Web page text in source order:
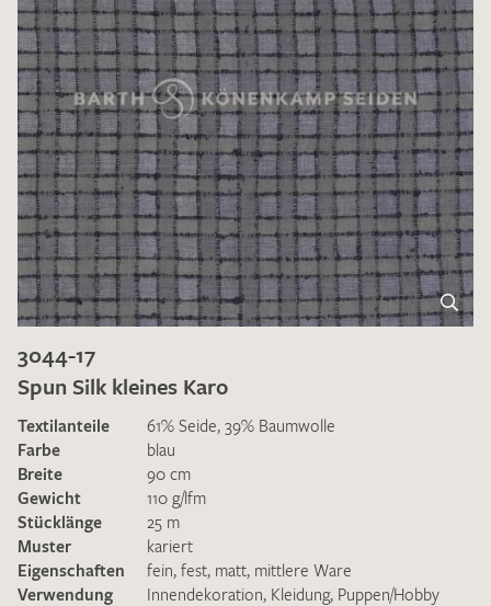
3044-17
Spun Silk kleines Karo
Textilanteile
61% Seide, 39% Baumwolle
Farbe
blau
Breite
90 cm
Gewicht
110 g/lfm
Stücklänge
25 m
Muster
kariert
Eigenschaften
fein, fest, matt, mittlere Ware
Verwendung
Innendekoration, Kleidung, Puppen/Hobby